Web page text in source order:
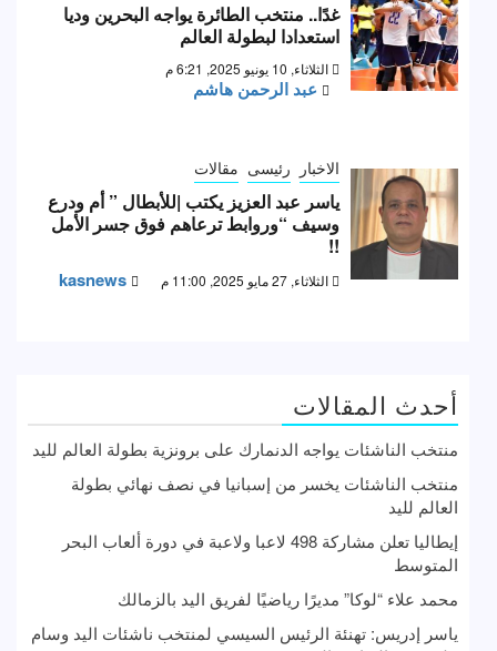
غدًا.. منتخب الطائرة يواجه البحرين وديا
استعدادا لبطولة العالم
الثلاثاء, 10 يونيو 2025, 6:21 م
عبد الرحمن هاشم
الاخبار رئيسى مقالات
ياسر عبد العزيز يكتب |للأبطال ” أم ودرع
وسيف “وروابط ترعاهم فوق جسر الأمل
!!
الثلاثاء, 27 مايو 2025, 11:00 م kasnews
أحدث المقالات
منتخب الناشئات يواجه الدنمارك على برونزية بطولة العالم لليد
منتخب الناشئات يخسر من إسبانيا في نصف نهائي بطولة
العالم لليد
إيطاليا تعلن مشاركة 498 لاعبا ولاعبة في دورة ألعاب البحر
المتوسط
محمد علاء “لوكا” مديرًا رياضيًا لفريق اليد بالزمالك
ياسر إدريس: تهنئة الرئيس السيسي لمنتخب ناشئات اليد وسام